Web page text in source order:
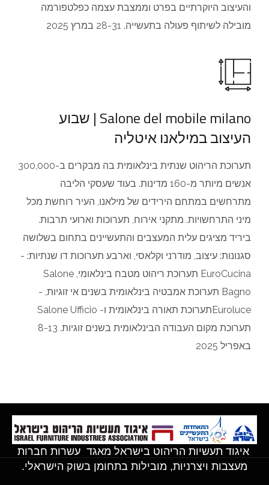
והעיצוב היוקרתיים בפרט וממצבת עצמה כפלטפורמה
מובילה לשיתוף פעולה בתעשייה. 28-31 במרץ 2025
Salone del mobile milano | שבוע
העיצוב במילאנו איטליה
תערוכת הריהוט שנתית בינלאומית בה מבקרים ב-300,000
אנשים מיותר מ-160 מדינות. בעוד שעסקי הליבה
מתרחשים במתחם הירידים של מילאנו, העיר רוחשת מכל
מיני התרחשויות. מתקני אירוח, תערוכות וארועי תרבות.
ביריד מציגים עלית המעצבים והתעשיינים בתחום בשלושה
סגנונות: עיצוב, מודרני וקלאסי, וארבע תערוכות דו שנתיות: -
EuroCucina תערוכת ריהוט מטבח בינלאומי, Salone
Bagno תערוכת אמבטיה בינלאומית בשנים אי זוגיות, -
Euroluceתערוכת תאורה בינלאומית ו- Salone Ufficio
תערוכת מקום העבודה הבינלאומית בשנים זוגיות. 8-13
באפריל 2025
איגוד תעשיות הריהוט בישראל מאגד עשרות חברות
מעצבות ויצרניות, מובילות בתחומן בשוק הישראלי.